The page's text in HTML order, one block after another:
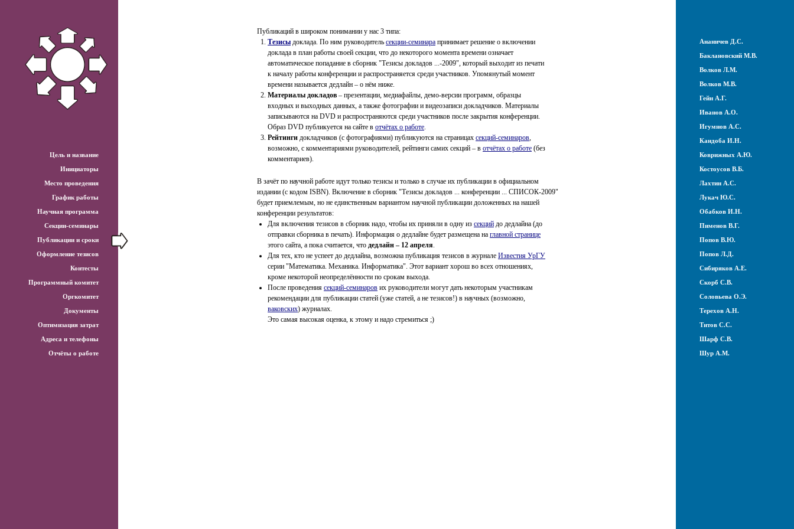
Публикаций в широком понимании у нас 3 типа:
Тезисы доклада. По ним руководитель секции-семинара принимает решение о включении
доклада в план работы своей секции, что до некоторого момента времени означает
автоматическое попадание в сборник "Тезисы докладов ...-2009", который выходит из печати
к началу работы конференции и распространяется среди участников. Упомянутый момент
времени называется дедлайн – о нём ниже.
Материалы докладов – презентации, медиафайлы, демо-версии программ, образцы
входных и выходных данных, а также фотографии и видеозаписи докладчиков. Материалы
записываются на DVD и распространяются среди участников после закрытия конференции.
Образ DVD публикуется на сайте в отчётах о работе.
Рейтинги докладчиков (с фотографиями) публикуются на страницах секций-семинаров,
возможно, с комментариями руководителей, рейтинги самих секций – в отчётах о работе (без
комментариев).
В зачёт по научной работе идут только тезисы и только в случае их публикации в официальном
издании (с кодом ISBN). Включение в сборник "Тезисы докладов ... конференции ... СПИСОК-2009"
будет приемлемым, но не единственным вариантом научной публикации доложенных на нашей
конференции результатов:
Для включения тезисов в сборник надо, чтобы их приняли в одну из секций до дедлайна (до
отправки сборника в печать). Информация о дедлайне будет размещена на главной странице
этого сайта, а пока считается, что дедлайн – 12 апреля.
Для тех, кто не успеет до дедлайна, возможна публикация тезисов в журнале Известия УрГУ
серии "Математика. Механика. Информатика". Этот вариант хорош во всех отношениях,
кроме некоторой неопределённости по срокам выхода.
После проведения секций-семинаров их руководители могут дать некоторым участникам
рекомендации для публикации статей (уже статей, а не тезисов!) в научных (возможно,
ваковских) журналах.
Это самая высокая оценка, к этому и надо стремиться ;)
Цель и название
Инициаторы
Место проведения
График работы
Научная программа
Секции-семинары
Публикации и сроки
Оформление тезисов
Контесты
Программный комитет
Оргкомитет
Документы
Оптимизация затрат
Адреса и телефоны
Отчёты о работе
Ананичев Д.С.
Баклановский М.В.
Волков Л.М.
Волков М.В.
Гейн А.Г.
Иванов А.О.
Игумнов А.С.
Кандоба И.Н.
Коврижных А.Ю.
Костоусов В.Б.
Лахтин А.С.
Лукач Ю.С.
Обабков И.Н.
Пименов В.Г.
Попов В.Ю.
Попов Л.Д.
Сибиряков А.Е.
Скорб С.В.
Соловьева О.Э.
Терехов А.Н.
Титов С.С.
Шарф С.В.
Шур А.М.